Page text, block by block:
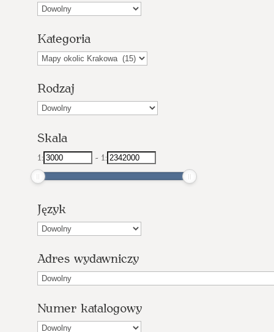
Kategoria
Rodzaj
Skala
1: - 1:
Język
Adres wydawniczy
Numer katalogowy